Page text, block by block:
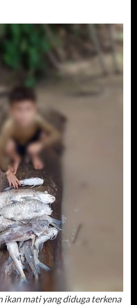
ikan mati yang diduga terkena